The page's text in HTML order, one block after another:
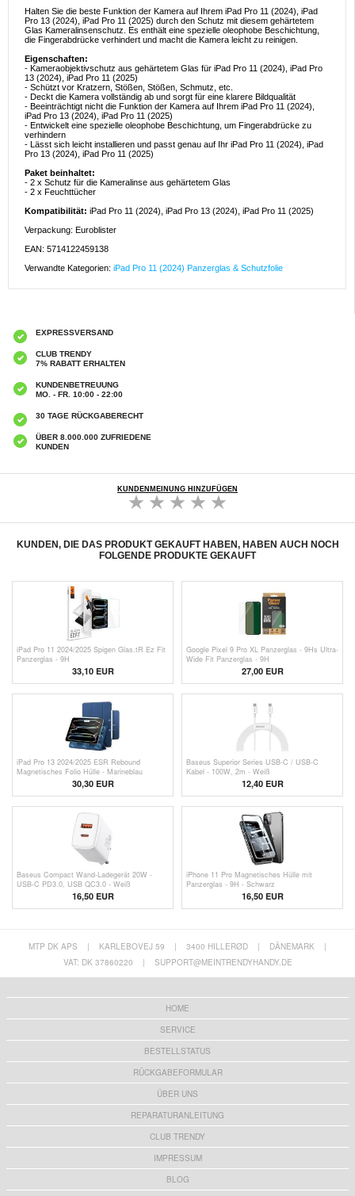
Halten Sie die beste Funktion der Kamera auf Ihrem iPad Pro 11 (2024), iPad
Pro 13 (2024), iPad Pro 11 (2025) durch den Schutz mit diesem gehärtetem
Glas Kameralinsenschutz. Es enthält eine spezielle oleophobe Beschichtung,
die Fingerabdrücke verhindert und macht die Kamera leicht zu reinigen.
Eigenschaften:
- Kameraobjektivschutz aus gehärtetem Glas für iPad Pro 11 (2024), iPad Pro
13 (2024), iPad Pro 11 (2025)
- Schützt vor Kratzern, Stößen, Stößen, Schmutz, etc.
- Deckt die Kamera vollständig ab und sorgt für eine klarere Bildqualität
- Beeinträchtigt nicht die Funktion der Kamera auf Ihrem iPad Pro 11 (2024),
iPad Pro 13 (2024), iPad Pro 11 (2025)
- Entwickelt eine spezielle oleophobe Beschichtung, um Fingerabdrücke zu
verhindern
- Lässt sich leicht installieren und passt genau auf Ihr iPad Pro 11 (2024), iPad
Pro 13 (2024), iPad Pro 11 (2025)
Paket beinhaltet:
- 2 x Schutz für die Kameralinse aus gehärtetem Glas
- 2 x Feuchttücher
Kompatibilität: iPad Pro 11 (2024), iPad Pro 13 (2024), iPad Pro 11 (2025)
Verpackung: Euroblister
EAN: 5714122459138
Verwandte Kategorien: iPad Pro 11 (2024) Panzerglas & Schutzfolie
EXPRESSVERSAND
CLUB TRENDY
7% RABATT ERHALTEN
KUNDENBETREUUNG
MO. - FR. 10:00 - 22:00
30 TAGE RÜCKGABERECHT
ÜBER 8.000.000 ZUFRIEDENE
KUNDEN
KUNDENMEINUNG HINZUFÜGEN
KUNDEN, DIE DAS PRODUKT GEKAUFT HABEN, HABEN AUCH NOCH
FOLGENDE PRODUKTE GEKAUFT
iPad Pro 11 2024/2025 Spigen Glas.tR Ez Fit
Panzerglas - 9H
33,10 EUR
Google Pixel 9 Pro XL Panzerglas - 9Hs Ultra-
Wide Fit Panzerglas - 9H
27,00 EUR
iPad Pro 13 2024/2025 ESR Rebound
Magnetisches Folio Hülle - Marineblau
30,30 EUR
Baseus Superior Series USB-C / USB-C
Kabel - 100W, 2m - Weiß
12,40 EUR
Baseus Compact Wand-Ladegerät 20W -
USB-C PD3.0, USB QC3.0 - Weiß
16,50EUR
iPhone 11 Pro Magnetisches Hülle mit
Panzerglas - 9H - Schwarz
16,50 EUR
MTP DK APS | KARLEBOVEJ 59 | 3400 HILLERØD | DÄNEMARK
|
VAT: DK 37860220
| SUPPORT@MEINTRENDYHANDY.DE
HOME
SERVICE
BESTELLSTATUS
RÜCKGABEFORMULAR
ÜBER UNS
REPARATURANLEITUNG
CLUB TRENDY
IMPRESSUM
BLOG